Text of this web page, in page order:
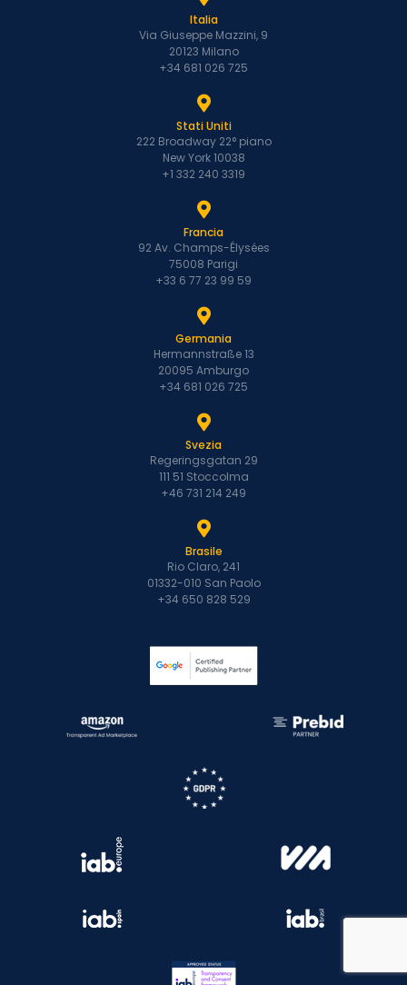
Italia
Via Giuseppe Mazzini, 9
20123 Milano
+34 681 026 725
Stati Uniti
222 Broadway 22° piano
New York 10038
+1 332 240 3319
Francia
92 Av. Champs-Élysées
75008 Parigi
+33 6 77 23 99 59
Germania
Hermannstraße 13
20095 Amburgo
+34 681 026 725
Svezia
Regeringsgatan 29
111 51 Stoccolma
+46 731 214 249
Brasile
Rio Claro, 241
01332-010 San Paolo
+34 650 828 529